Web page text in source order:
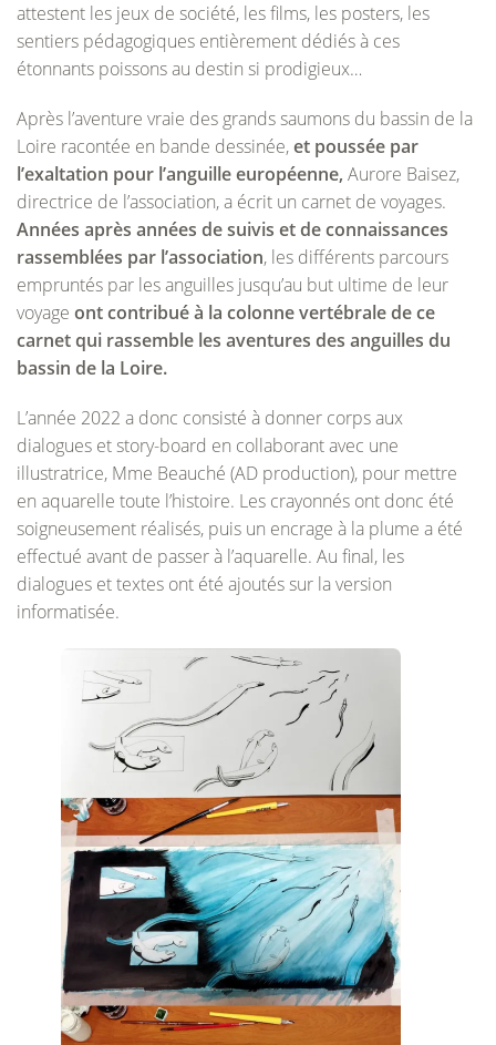
attestent les jeux de société, les films, les posters, les
sentiers pédagogiques entièrement dédiés à ces
étonnants poissons au destin si prodigieux…
Après l’aventure vraie des grands saumons du bassin de la
Loire racontée en bande dessinée,et poussée par
l’exaltation pour l’anguille européenne, Aurore Baisez,
directrice de l’association, a écrit un carnet de voyages.
Années après années de suivis et de connaissances
rassemblées par l’association, les différents parcours
empruntés par les anguilles jusqu’au but ultime de leur
voyage ont contribué à la colonne vertébrale de ce
carnet qui rassemble les aventures des anguilles du
bassin de la Loire.
L’année 2022 a donc consisté à donner corps aux
dialogues et story-board en collaborant avec une
illustratrice, Mme Beauché (AD production), pour mettre
en aquarelle toute l’histoire. Les crayonnés ont donc été
soigneusement réalisés, puis un encrage à la plume a été
effectué avant de passer à l’aquarelle. Au final, les
dialogues et textes ont été ajoutés sur la version
informatisée.